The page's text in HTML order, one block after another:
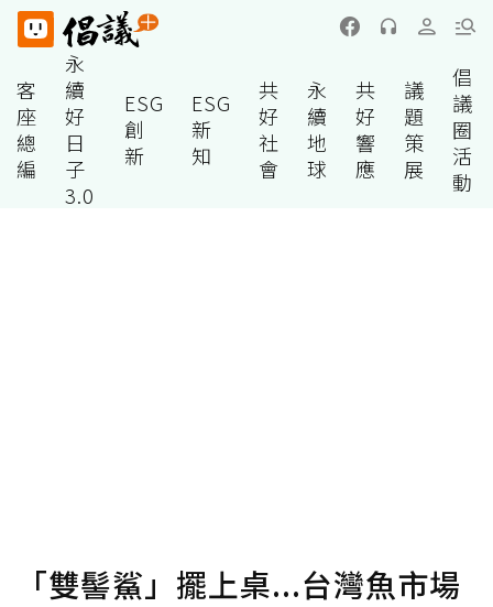
客
座
總
編
永
續
好
日
子
3.0
ESG
創
新
ESG
新
知
共
好
社
會
永
續
地
球
共
好
響
應
議
題
策
展
倡
議
圈
活
動
「雙髻鯊」擺上桌...台灣魚市場